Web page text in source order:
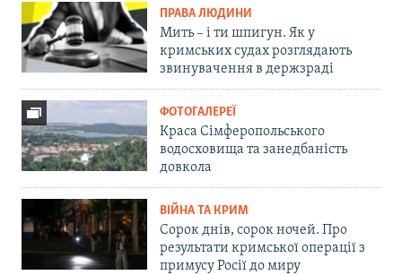
ПРАВА ЛЮДИНИ
Мить – і ти шпигун. Як у
кримських судах розглядають
звинувачення в держзраді
ФОТОГАЛЕРЕЇ
Краса Сімферопольського
водосховища та занедбаність
довкола
ВІЙНА ТА КРИМ
Сорок днів, сорок ночей. Про
результати кримської операції з
примусу Росії до миру